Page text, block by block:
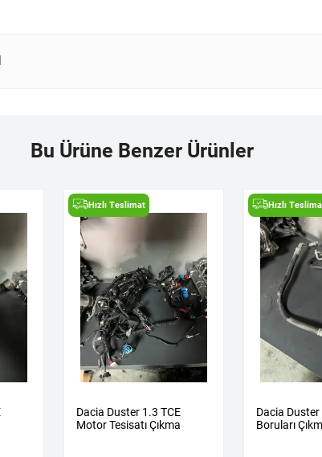
Bu Ürüne Benzer Ürünler
Hızlı Teslimat
Dacia Duster 1.3 TCE
Motor Tesisatı Çıkma
Hızlı
Dacia Duster
Boruları